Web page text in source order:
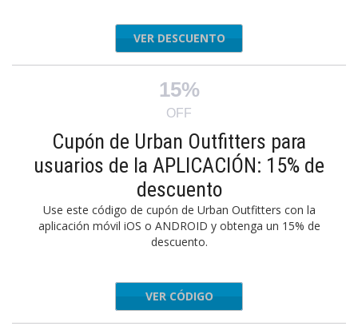
VER DESCUENTO
15%
OFF
Cupón de Urban Outfitters para
usuarios de la APLICACIÓN: 15% de
descuento
Use este código de cupón de Urban Outfitters con la
aplicación móvil iOS o ANDROID y obtenga un 15% de
descuento.
NEW2APP
VER CÓDIGO